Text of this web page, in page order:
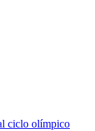
ciclo olímpico